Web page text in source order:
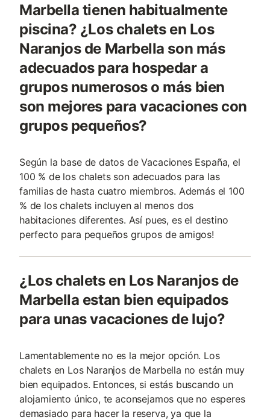
Marbella tienen habitualmente
piscina? ¿Los chalets en Los
Naranjos de Marbella son más
adecuados para hospedar a
grupos numerosos o más bien
son mejores para vacaciones con
grupos pequeños?
Según la base de datos de Vacaciones España, el
100 % de los chalets son adecuados para las
familias de hasta cuatro miembros. Además el 100
% de los chalets incluyen al menos dos
habitaciones diferentes. Así pues, es el destino
perfecto para pequeños grupos de amigos!
¿Los chalets en Los Naranjos de
Marbella estan bien equipados
para unas vacaciones de lujo?
Lamentablemente no es la mejor opción. Los
chalets en Los Naranjos de Marbella no están muy
bien equipados. Entonces, si estás buscando un
alojamiento único, te aconsejamos que no esperes
demasiado para hacer la reserva, ya que la